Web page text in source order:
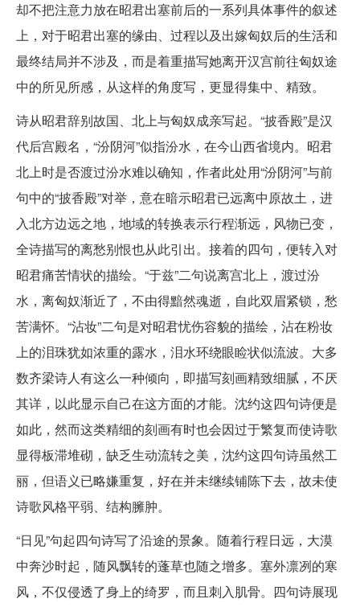
却不把注意力放在昭君出塞前后的一系列具体事件的叙述
上，对于昭君出塞的缘由、过程以及出嫁匈奴后的生活和
最终结局并不涉及，而是着重描写她离开汉宫前往匈奴途
中的所见所感，从这样的角度写，更显得集中、精致。
诗从昭君辞别故国、北上与匈奴成亲写起。“披香殿”是汉
代后宫殿名，“汾阴河”似指汾水，在今山西省境内。昭君
北上时是否渡过汾水难以确知，作者此处用“汾阴河”与前
句中的“披香殿”对举，意在暗示昭君已远离中原故土，进
入北方边远之地，地域的转换表示行程渐远，风物已变，
全诗描写的离愁别恨也从此引出。接着的四句，便转入对
昭君痛苦情状的描绘。“于兹”二句说离宫北上，渡过汾
水，离匈奴渐近了，不由得黯然魂逝，自此双眉紧锁，愁
苦满怀。“沾妆”二句是对昭君忧伤容貌的描绘，沾在粉妆
上的泪珠犹如浓重的露水，泪水环绕眼睑状似流波。大多
数齐梁诗人有这么一种倾向，即描写刻画精致细腻，不厌
其详，以此显示自己在这方面的才能。沈约这四句诗便是
如此，然而这类精细的刻画有时也会因过于繁复而使诗歌
显得板滞堆砌，缺乏生动流转之美，沈约这四句诗虽然工
丽，但语义已略嫌重复，好在并未继续铺陈下去，故未使
诗歌风格平弱、结构臃肿。
“日见”句起四句诗写了沿途的景象。随着行程日远，大漠
中奔沙时起，随风飘转的蓬草也随之增多。塞外凛冽的寒
风，不仅侵透了身上的绮罗，而且刺入肌骨。四句诗展现